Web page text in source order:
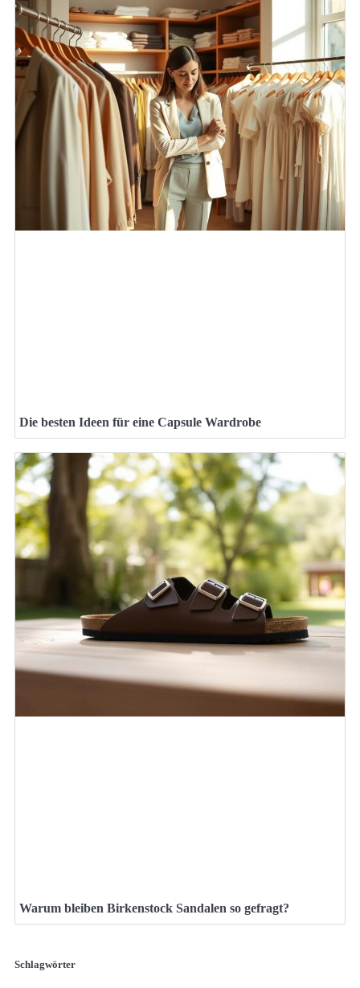
Die besten Ideen für eine Capsule Wardrobe
Warum bleiben Birkenstock Sandalen so gefragt?
Schlagwörter